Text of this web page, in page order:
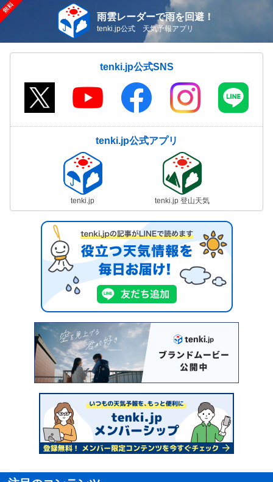
雨雲レーダーで雨を回避！
tenki.jp公式 天気予報アプリ
tenki.jp公式SNS
tenki.jp公式アプリ
tenki.jp tenki.jp 登山天気